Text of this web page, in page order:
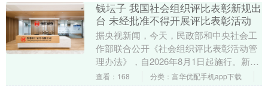
钱坛子 我国社会组织评比表彰新规出
台 未经批准不得开展评比表彰活动
据央视新闻，今天，民政部和中央社会工
作部联合公开《社会组织评比表彰活动管
理办法》，自2026年8月1日起施行。新规
明确，社会组织开展评比表彰活动，须经
查看：168 分类：富华优配手机app下载